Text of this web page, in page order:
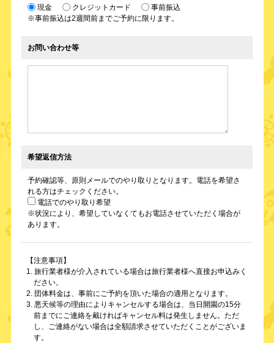
現金 クレジットカード
事前振込
※事前振込は2週間前までご予約に限ります。
お問い合わせ等
希望返信方法
予約確認等、原則メールでのやり取りとなります。電話を希望さ
れる方はチェックください。
電話でのやり取り希望
※状況により、希望していなくてもお電話させていただく場合が
あります。
【注意事項】
1. 旅行業者様が介入されている場合は旅行業者様へ直接お申込みく
ださい。
2. 団体料金は、事前にご予約を頂いた場合の適用となります。
3. 悪天候等の理由によりキャンセルする場合は、当日開園の15分
前までにご連絡を戴ければキャンセル料は発生しません。ただ
し、ご連絡がない場合は全額請求させていただくことがございま
す。